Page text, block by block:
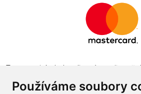
Používáme soubory
Tento projekt byl realizován za
obchodu v programu The